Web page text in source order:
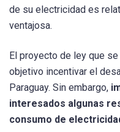
de su electricidad es
ventajosa.
El proyecto de ley que
objetivo incentivar el
Paraguay. Sin embargo,
interesados algunas
consumo de